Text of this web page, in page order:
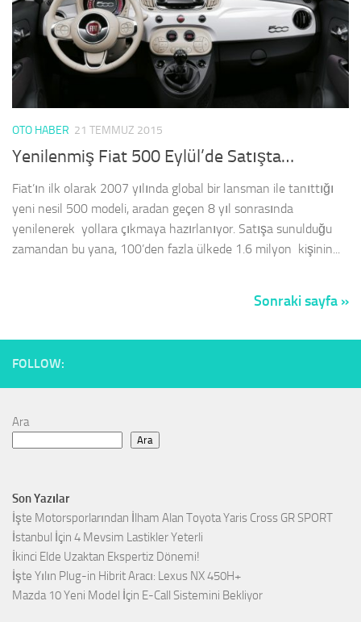
OTO HABER 21 TEMMUZ 2015
Yenilenmiş Fiat 500 Eylül’de Satışta…
Fiat’ın ilk olarak 2007 yılında global bir lansman ile tanıttığı
yeni nesil 500 modeli, aradan geçen 8 yıl sonrasında
yenilenerek yollara çıkmaya hazırlanıyor. Satışa sunulduğu
zamandan bu yana, 100’den fazla ülkede 1.6 milyon kişinin...
Sonraki sayfa »
FOLLOW:
Ara
Ara
Son Yazılar
İşte Motorsporlarından İlham Alan Toyota Yaris Cross GR SPORT
İstanbul İçin 4 Mevsim Lastikler Yeterli
İkinci Elde Uzaktan Ekspertiz Dönemi!
İşte Yılın Plug-in Hibrit Aracı: Lexus NX 450H+
Mazda 10 Yeni Model İçin E-Call Sistemini Bekliyor